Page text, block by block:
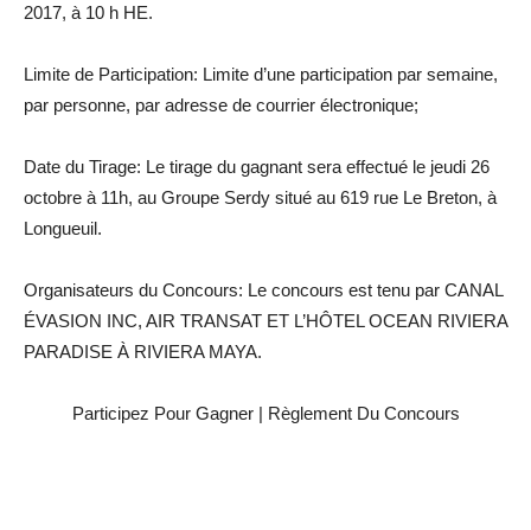
2017, à 10 h HE.
Limite de Participation: Limite d’une participation par semaine,
par personne, par adresse de courrier électronique;
Date du Tirage: Le tirage du gagnant sera effectué le jeudi 26
octobre à 11h, au Groupe Serdy situé au 619 rue Le Breton, à
Longueuil.
Organisateurs du Concours: Le concours est tenu par CANAL
ÉVASION INC, AIR TRANSAT ET L’HÔTEL OCEAN RIVIERA
PARADISE À RIVIERA MAYA.
Participez Pour Gagner | Règlement Du Concours